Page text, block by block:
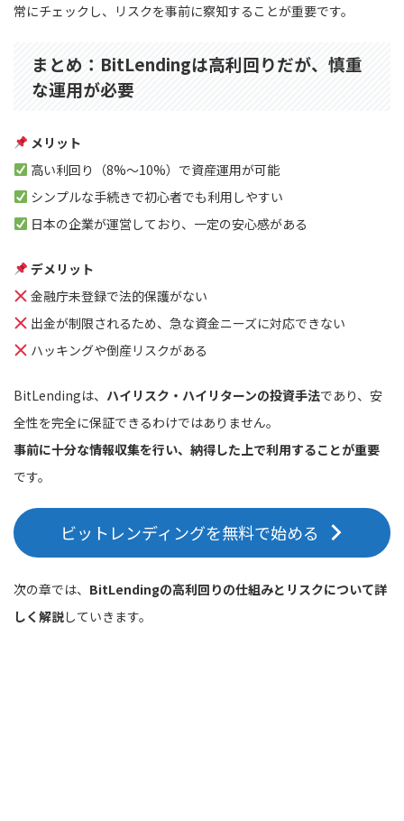
常にチェックし、リスクを事前に察知することが重要です。
まとめ：BitLendingは高利回りだが、慎重
な運用が必要
メリット
高い利回り（8%〜10%）で資産運用が可能
シンプルな手続きで初心者でも利用しやすい
日本の企業が運営しており、一定の安心感がある
デメリット
金融庁未登録で法的保護がない
出金が制限されるため、急な資金ニーズに対応できない
ハッキングや倒産リスクがある
BitLendingは、 ハイリスク・ハイリターンの投資手法であり、安
全性を完全に保証できるわけではありません。
事前に十分な情報収集を行い、納得した上で利用することが重要
です。
ビットレンディングを無料で始める
次の章では、 BitLendingの高利回りの仕組みとリスクについて詳
しく解説していきます。